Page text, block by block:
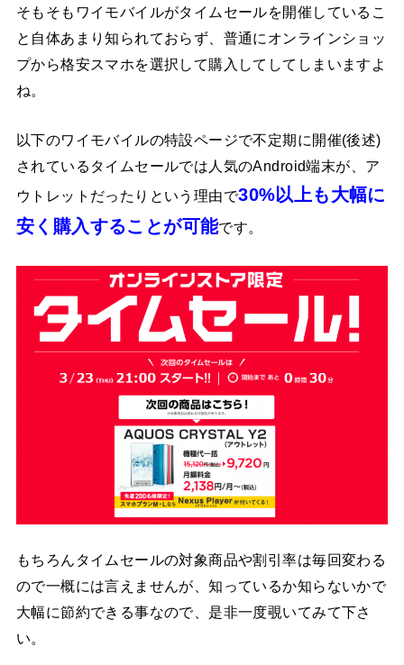
そもそもワイモバイルがタイムセールを開催しているこ
と自体あまり知られておらず、普通にオンラインショッ
プから格安スマホを選択して購入してしてしまいますよ
ね。
以下のワイモバイルの特設ページで不定期に開催(後述)
されているタイムセールでは人気のAndroid端末が、ア
ウトレットだったりという理由で30%以上も大幅に
安く購入することが可能です。
もちろんタイムセールの対象商品や割引率は毎回変わる
ので一概には言えませんが、知っているか知らないかで
大幅に節約できる事なので、是非一度覗いてみて下さ
い。